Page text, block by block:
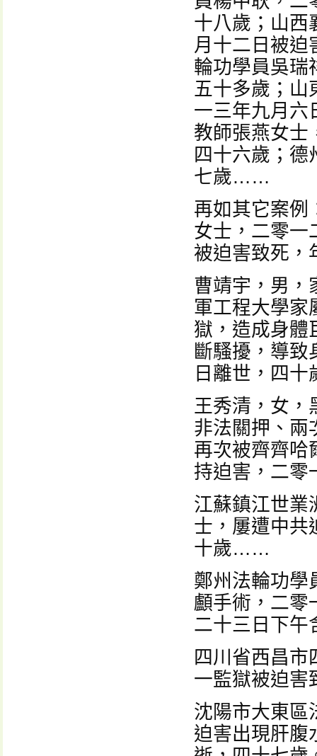
十八歲；山西
月十二日被迫
輪功學員吳瑞
五十多歲；山
一三年九月六
教師張燕女士
四十六歲；
七歲……
再如其它案例
女士，二零一
被迫害致死，
曹靖宇，男，
軍工程大學家
獄，造成身體
斷騷擾，導致
日離世，四十
王秀清，女，
非法關押、兩
再次被齊齊哈
持迫害，二零
江蘇鎮江世業
士，屢遭中共
十歲……
鄭州法輪功學
顱手術，二零
二十三日下午
四川省西昌
一監獄被迫害
沈陽市大東區
迫害出現肝腹